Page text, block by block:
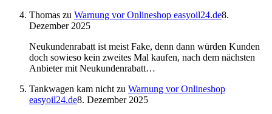
Thomas zu Warnung vor Onlineshop easyoil24.de8.
Dezember 2025
Neukundenrabatt ist meist Fake, denn dann würden Kunden
doch sowieso kein zweites Mal kaufen, nach dem nächsten
Anbieter mit Neukundenrabatt…
Tankwagen kam nicht zu Warnung vor Onlineshop
easyoil24.de8. Dezember 2025